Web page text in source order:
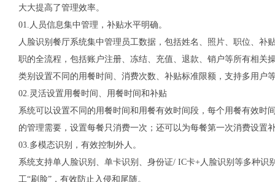
大大提高了管理效率。
01.人员信息集中管理，补贴水平明确。
人脸识别餐厅系统集中管理员工数据，包括姓名、照片、职位、
职的全流程，包括账户注册、冻结、充值、退款、销户等所有相关
类别设置不同的用餐时间、消费次数、补贴标准限额，支持多用户
02.灵活设置用餐时间、用餐时间和补贴
系统可以设置不同的用餐时间和用餐有效时间段，每个用餐有效时
的管理需要，设置每餐只消费一次；还可以为每餐第一次消费设置
03.多模态识别，有效控制外人。
系统支持单人脸识别、单卡识别、身份证/ IC卡+人脸识别等多种
工“刷脸”，有效防止入侵和尾随。